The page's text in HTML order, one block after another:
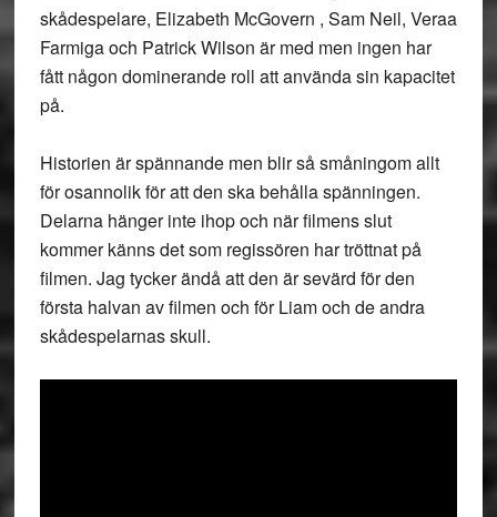
skådespelare, Elizabeth McGovern , Sam Neil, Veraa
Farmiga och Patrick Wilson är med men ingen har
fått någon dominerande roll att använda sin kapacitet
på.
Historien är spännande men blir så småningom allt
för osannolik för att den ska behålla spänningen.
Delarna hänger inte ihop och när filmens slut
kommer känns det som regissören har tröttnat på
filmen. Jag tycker ändå att den är sevärd för den
första halvan av filmen och för Liam och de andra
skådespelarnas skull.